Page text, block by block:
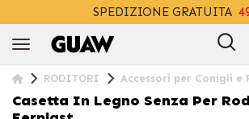
SPEDIZIONE GRATUITA
RODITORI Accessori per Conigli e
Casetta In Legno Senza Per